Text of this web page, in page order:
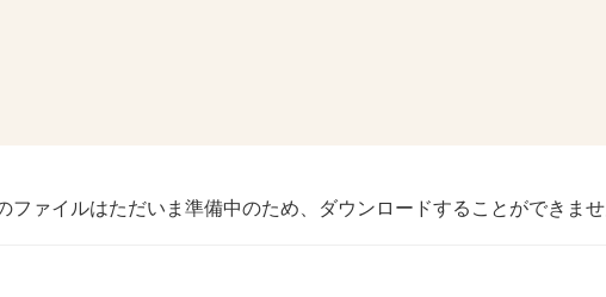
ァイルはただいま準備中のため、ダウンロードすることができませ